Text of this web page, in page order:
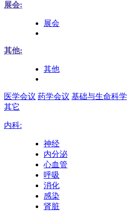
展会:
展会
其他:
其他
医学会议 药学会议 基础与生命科学
其它
内科:
神经
内分泌
心血管
呼吸
消化
感染
肾脏